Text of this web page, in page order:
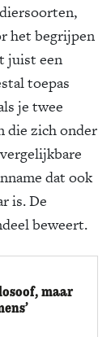
het begrijpen
juist een
toepas
je twee
die zich onder
dat ook
is. De
beweert.
maar